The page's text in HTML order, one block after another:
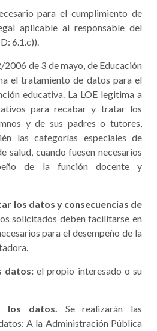
para el cumplimiento de
aplicable al responsable del
6.1.c)).
2006 de 3 de mayo, de Educación
el tratamiento de datos para el
educativa. La LOE legitima a
para recabar y tratar los
y de sus padres o tutores,
las categorías especiales de
salud, cuando fuesen necesarios
de la función docente y
los datos y consecuencias de
solicitados deben facilitarse en
para el desempeño de la
datos:el propio interesado o su
los datos. Se realizarán las
A la Administración Pública